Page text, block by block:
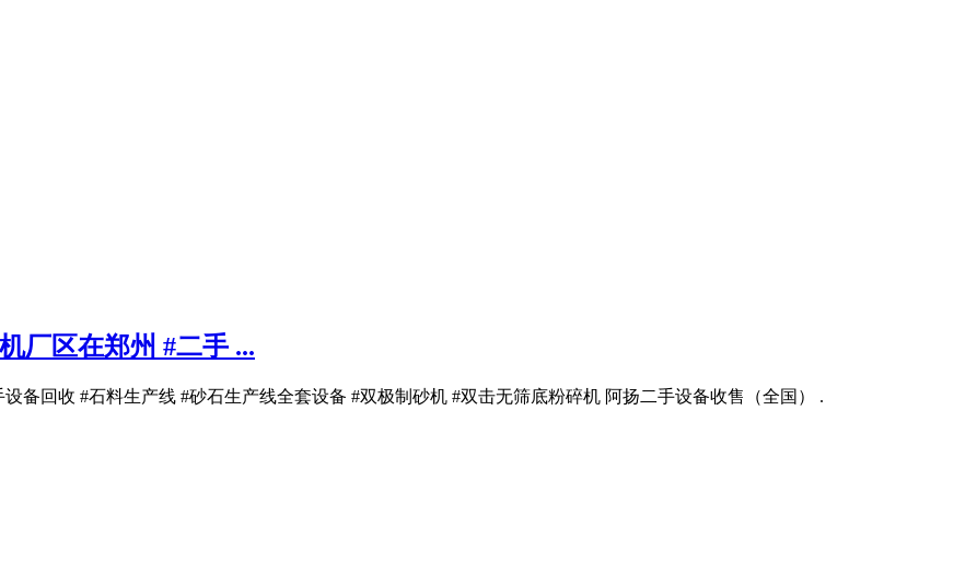
厂区在郑州 #二手 ...
备回收 #石料生产线 #砂石生产线全套设备 #双极制砂机 #双击无筛底粉碎机 阿扬二手设备收售（全国） .